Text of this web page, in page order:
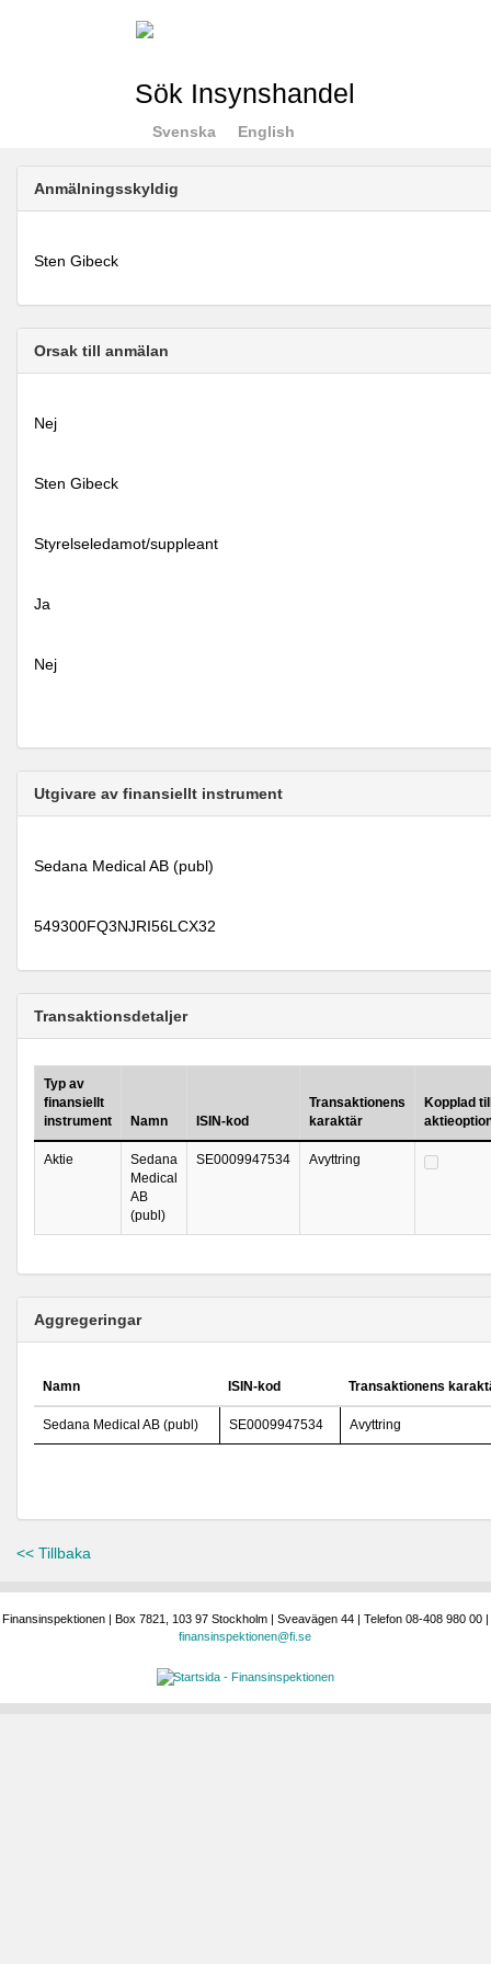
Sök Insynshandel
Svenska English
Anmälningsskyldig
Sten Gibeck
Orsak till anmälan
Nej
Sten Gibeck
Styrelseledamot/suppleant
Ja
Nej
Utgivare av finansiellt instrument
Sedana Medical AB (publ)
549300FQ3NJRI56LCX32
Transaktionsdetaljer
Typ av
finansiellt
instrument
Namn ISIN-kod
Transaktionens
karaktär
Kopplad
Aktie
Sedana
Medical
AB
(publ)
SE0009947534 Avyttring
Aggregeringar
Namn ISIN-kod Transaktionens
Sedana Medical AB (publ) SE0009947534 Avyttring
<< Tillbaka
Finansinspektionen | Box 7821, 103 97 Stockholm | Sveavägen 44 | Telefon 08-408 980 00 |
finansinspektionen@fi.se